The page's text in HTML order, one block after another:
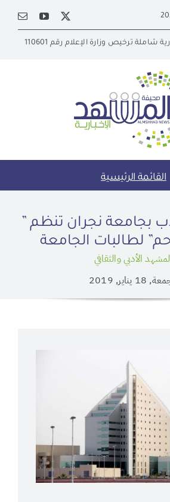
شاملة ترخيص وزارة الإعلام رقم 110601
القائمة الرئيسية
بجامعة نجران تنظم ”
لطالبات الجامعة
الأدبي والثقافي
يناير, 2019